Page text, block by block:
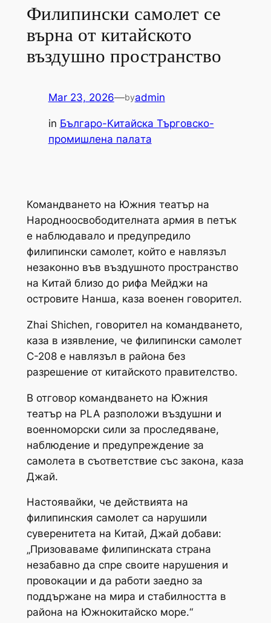
Филипински самолет се
върна от китайското
въздушно пространство
Mar 23, 2026—byadmin
in Българо-Китайска Търговско-
промишлена палaта
Командването на Южния театър на
Народноосвободителната армия в петък
е наблюдавало и предупредило
филипински самолет, който е навлязъл
незаконно във въздушното пространство
на Китай близо до рифа Мейджи на
островите Нанша, каза военен говорител.
Zhai Shichen, говорител на командването,
каза в изявление, че филипински самолет
C-208 е навлязъл в района без
разрешение от китайското правителство.
В отговор командването на Южния
театър на PLA разположи въздушни и
военноморски сили за проследяване,
наблюдение и предупреждение за
самолета в съответствие със закона, каза
Джай.
Настоявайки, че действията на
филипинския самолет са нарушили
суверенитета на Китай, Джай добави:
„Призоваваме филипинската страна
незабавно да спре своите нарушения и
провокации и да работи заедно за
поддържане на мира и стабилността в
района на Южнокитайско море.“